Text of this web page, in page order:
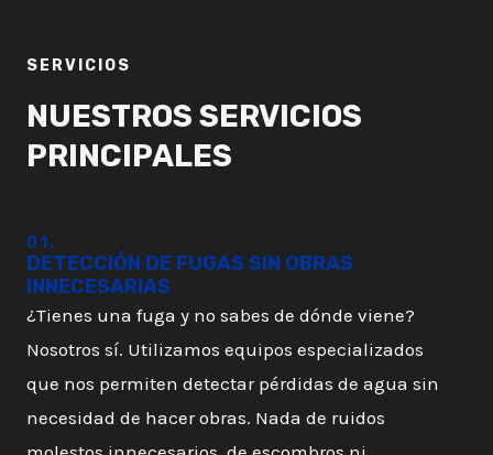
SERVICIOS
NUESTROS SERVICIOS
PRINCIPALES
01.
DETECCIÓN DE FUGAS SIN OBRAS
INNECESARIAS
¿Tienes una fuga y no sabes de dónde viene?
Nosotros sí. Utilizamos equipos especializados
que nos permiten detectar pérdidas de agua sin
necesidad de hacer obras. Nada de ruidos